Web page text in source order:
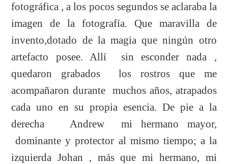
fotográfica , a los pocos segundos se aclaraba la
imagen de la fotografía. Que maravilla de
invento,dotado de la magia que ningún otro
artefacto posee. Allí sin esconder nada ,
quedaron grabados los rostros que me
acompañaron durante muchos años, atrapados
cada uno en su propia esencia. De pie a la
derecha Andrew mi hermano mayor,
dominante y protector al mismo tiempo; a la
izquierda Johan , más que mi hermano, mi